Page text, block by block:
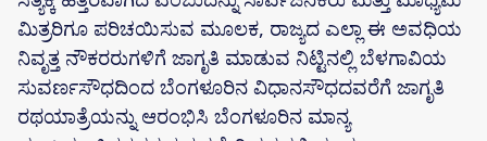
ಮಿತ್ರರಿಗೂ ಪರಿಚಯಿಸುವ ಮೂಲಕ, ರಾಜ್ಯದ ಎಲ್ಲಾ ಈ ಅವಧಿಯ
ನಿವೃತ್ತ ನೌಕರರುಗಳಿಗೆ ಜಾಗೃತಿ ಮಾಡುವ ನಿಟ್ಟಿನಲ್ಲಿ ಬೆಳಗಾವಿಯ
ಸುವರ್ಣಸೌಧದಿಂದ ಬೆಂಗಳೂರಿನ ವಿಧಾನಸೌಧದವರೆಗೆ ಜಾಗೃತಿ
ರಥಯಾತ್ರೆಯನ್ನು ಆರಂಭಿಸಿ ಬೆಂಗಳೂರಿನ ಮಾನ್ಯ